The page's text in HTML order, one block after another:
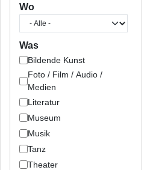
Wo
Was
Bildende Kunst
Foto / Film / Audio /
Medien
Literatur
Museum
Musik
Tanz
Theater